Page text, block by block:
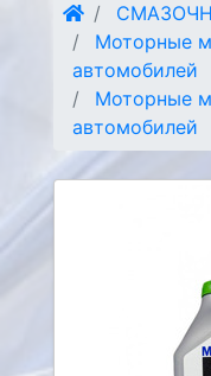
Моторные
автомобилей
Моторные
автомобилей